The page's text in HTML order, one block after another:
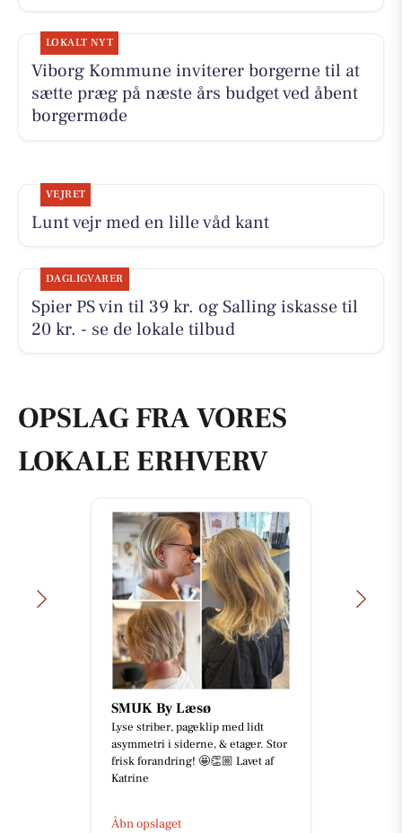
LOKALT NYT
Viborg Kommune inviterer borgerne til at
sætte præg på næste års budget ved åbent
borgermøde
VEJRET
Lunt vejr med en lille våd kant
DAGLIGVARER
Spier PS vin til 39 kr. og Salling iskasse til
20 kr. - se de lokale tilbud
OPSLAG FRA VORES
LOKALE ERHVERV
SMUK By Læsø
Lyse striber, pageklip med lidt
asymmetri i siderne, & etager. Stor
frisk forandring! 🤩👏🏼 Lavet af
Katrine
Åbn opslaget